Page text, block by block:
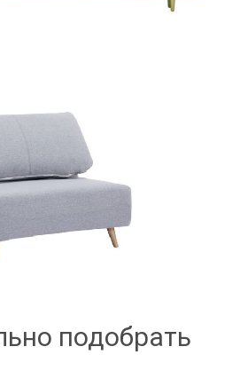
подобрать